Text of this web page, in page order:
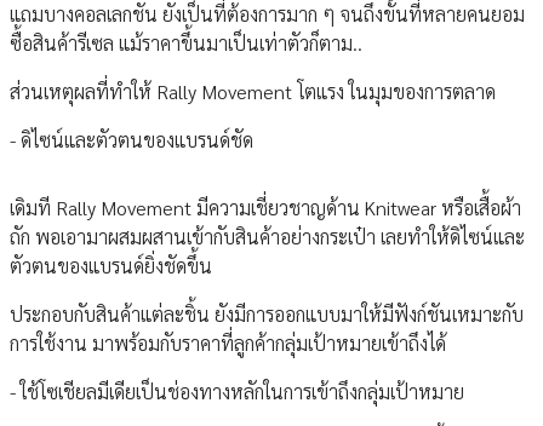
แถมบางคอลเลกชัน ยังเป็นที่ต้องการมาก ๆ จนถึงขั้นที่หลายคนยอม
ซื้อสินค้ารีเซล แม้ราคาขึ้นมาเป็นเท่าตัวก็ตาม..
ส่วนเหตุผลที่ทำให้ Rally Movement โตแรง ในมุมของการตลาด
- ดิไซน์และตัวตนของแบรนด์ชัด
เดิมที Rally Movement มีความเชี่ยวชาญด้าน Knitwear หรือเสื้อผ้า
ถัก พอเอามาผสมผสานเข้ากับสินค้าอย่างกระเป๋า เลยทำให้ดิไซน์และ
ตัวตนของแบรนด์ยิ่งชัดขึ้น
ประกอบกับสินค้าแต่ละชิ้น ยังมีการออกแบบมาให้มีฟังก์ชันเหมาะกับ
การใช้งาน มาพร้อมกับราคาที่ลูกค้ากลุ่มเป้าหมายเข้าถึงได้
- ใช้โซเชียลมีเดียเป็นช่องทางหลักในการเข้าถึงกลุ่มเป้าหมาย